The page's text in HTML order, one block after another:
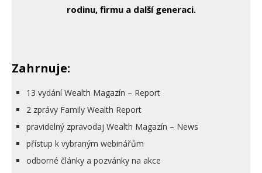
rodinu, firmu a další generaci.
Zahrnuje:
13 vydání Wealth Magazín – Report
2 zprávy Family Wealth Report
pravidelný zpravodaj Wealth Magazín – News
přístup k vybraným webinářům
odborné články a pozvánky na akce